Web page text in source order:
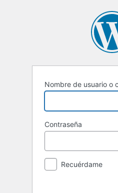
Nombre de usuario o
Contraseña
Recuérdame